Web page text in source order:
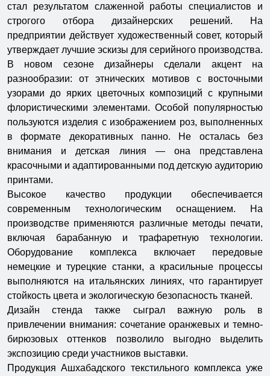
стал результатом слаженной работы специалистов и
строгого отбора дизайнерских решений. На
предприятии действует художественный совет, который
утверждает лучшие эскизы для серийного производства.
В новом сезоне дизайнеры сделали акцент на
разнообразии: от этнических мотивов с восточными
узорами до ярких цветочных композиций с крупными
флористическими элементами. Особой популярностью
пользуются изделия с изображением роз, выполненных
в формате декоративных панно. Не осталась без
внимания и детская линия — она представлена
красочными и адаптированными под детскую аудиторию
принтами.
Высокое качество продукции обеспечивается
современным технологическим оснащением. На
производстве применяются различные методы печати,
включая барабанную и трафаретную технологии.
Оборудование комплекса включает передовые
немецкие и турецкие станки, а красильные процессы
выполняются на итальянских линиях, что гарантирует
стойкость цвета и экологическую безопасность тканей.
Дизайн стенда также сыграл важную роль в
привлечении внимания: сочетание оранжевых и темно-
бирюзовых оттенков позволило выгодно выделить
экспозицию среди участников выставки.
Продукция Ашхабадского текстильного комплекса уже